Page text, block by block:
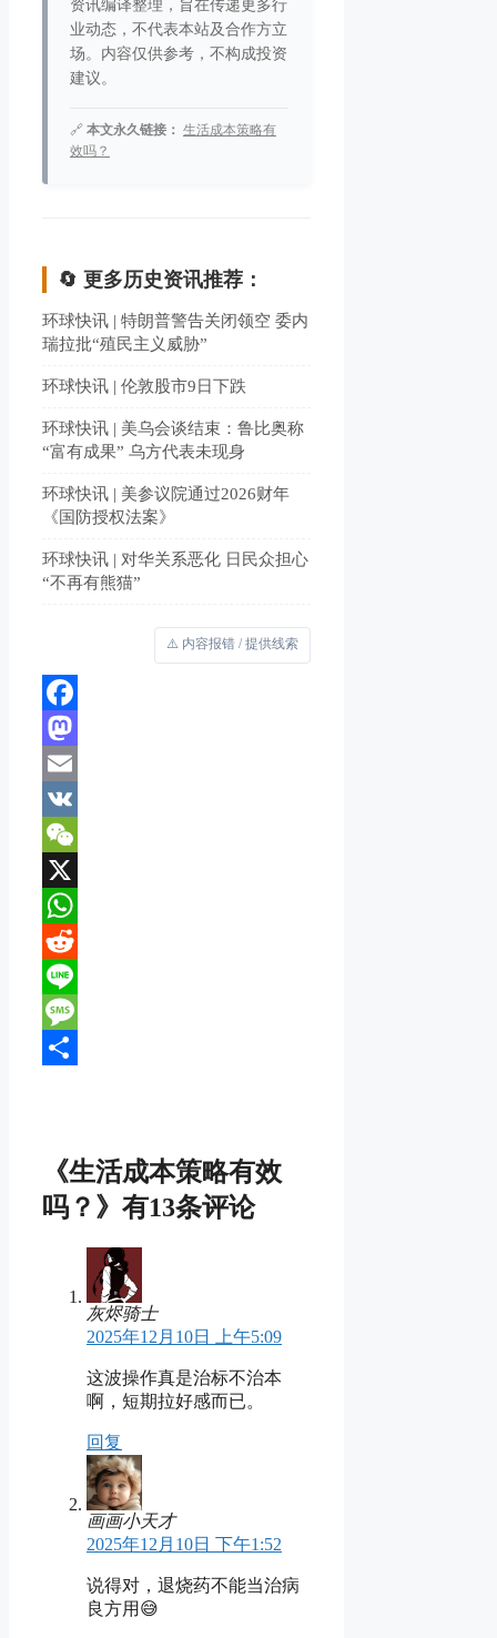
资讯编译整理，旨在传递更多行
业动态，不代表本站及合作方立
场。内容仅供参考，不构成投资
建议。
🔗 本文永久链接： 生活成本策略有
效吗？
🔄 更多历史资讯推荐：
环球快讯 | 特朗普警告关闭领空 委内
瑞拉批“殖民主义威胁”
环球快讯 | 伦敦股市9日下跌
环球快讯 | 美乌会谈结束：鲁比奥称
“富有成果” 乌方代表未现身
环球快讯 | 美参议院通过2026财年
《国防授权法案》
环球快讯 | 对华关系恶化 日民众担心
“不再有熊猫”
⚠️ 内容报错 / 提供线索
Facebook
Mastodon
Email
VK
WeChat
X
WhatsApp
Reddit
Line
Message
《生活成本策略有效
吗？》有13条评论
灰烬骑士
2025年12月10日 上午5:09
这波操作真是治标不治本
啊，短期拉好感而已。
回复
画画小天才
2025年12月10日 下午1:52
说得对，退烧药不能当治病
良方用😅